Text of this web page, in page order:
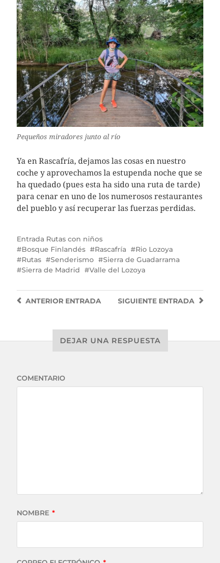
Pequeños miradores junto al río
Ya en Rascafría, dejamos las cosas en nuestro
coche y aprovechamos la estupenda noche que se
ha quedado (pues esta ha sido una ruta de tarde)
para cenar en uno de los numerosos restaurantes
del pueblo y así recuperar las fuerzas perdidas.
Entrada Rutas con niños
Bosque Finlandés
Rascafría
Rio Lozoya
Rutas
Senderismo
Sierra de Guadarrama
Sierra de Madrid
Valle del Lozoya
SIGUIENTE ENTRADA
ANTERIORENTRADA
DEJAR UNA RESPUESTA
COMENTARIO
NOMBRE *